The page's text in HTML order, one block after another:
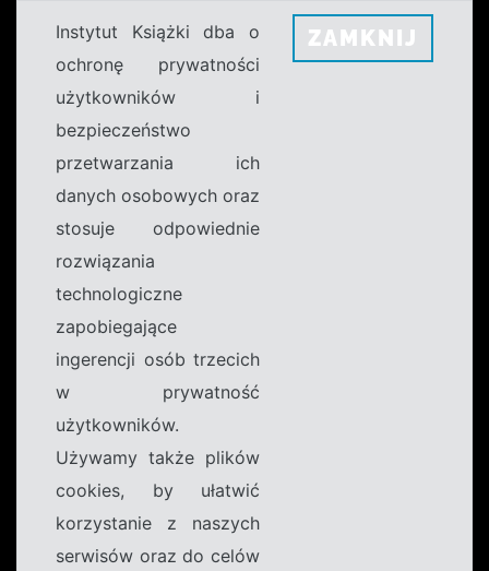
Instytut Książki dba o
ochronę prywatności
użytkowników i
bezpieczeństwo
przetwarzania ich
danych osobowych oraz
stosuje odpowiednie
rozwiązania
technologiczne
zapobiegające
ingerencji osób trzecich
w prywatność
użytkowników.
Używamy także plików
cookies, by ułatwić
korzystanie z naszych
serwisów oraz do celów
ZAMKNIJ